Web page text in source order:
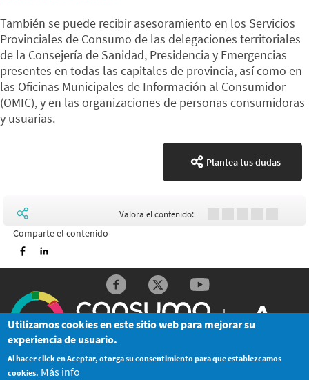
También se puede recibir asesoramiento en los Servicios
Provinciales de Consumo de las delegaciones territoriales
de la Consejería de Sanidad, Presidencia y Emergencias
presentes en todas las capitales de provincia, así como en
las Oficinas Municipales de Información al Consumidor
(OMIC), y en las organizaciones de personas consumidoras
y usuarias.
Plantea tus dudas
Comparte el contenido
Valora el contenido:
Imprimir
Redes sociales y Feeds
© Junta de Andalucía
Utilizamos cookies en este sitio web para mejorar su
experiencia de usuario.
Al hacer click en Aceptar, otorga su consentimiento para que establezcamos
cookies. Más info